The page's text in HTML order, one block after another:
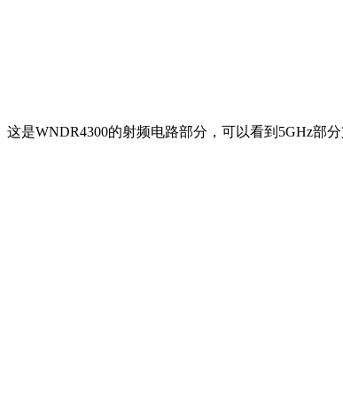
这是WNDR4300的射频电路部分，可以看到5GHz部分